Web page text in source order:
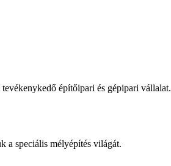
építőipari és gépipari vállalat.
a speciális mélyépítés világát.